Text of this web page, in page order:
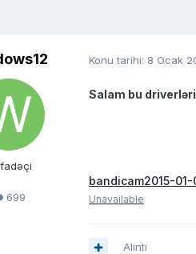
699
Konu tarihi: 8 Ocak
Salam bu
bandicam2015-
Unavailable
Alıntı